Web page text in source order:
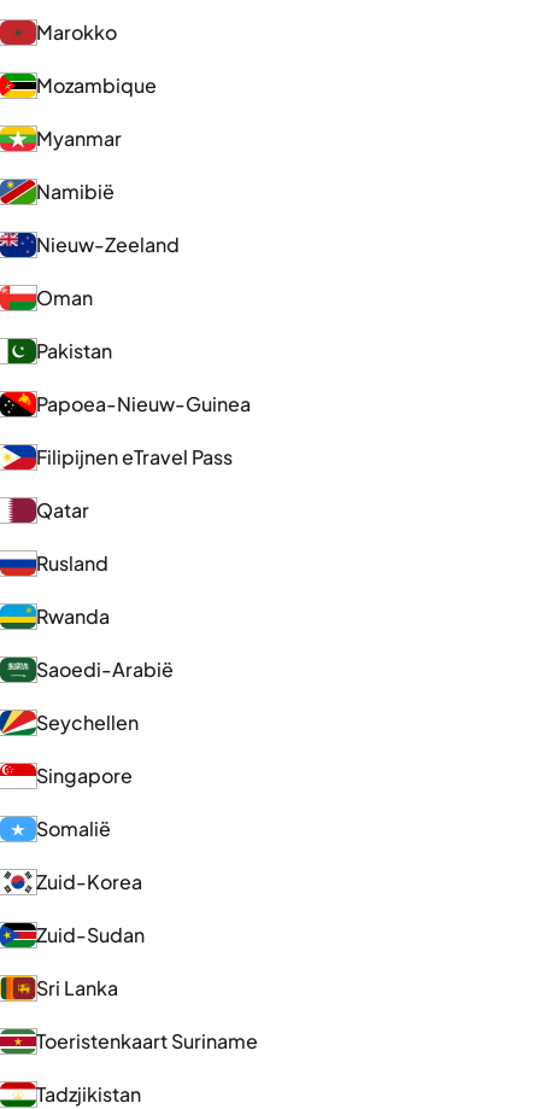
Marokko
Mozambique
Myanmar
Namibië
Nieuw-Zeeland
Oman
Pakistan
Papoea-Nieuw-Guinea
Filipijnen eTravel Pass
Qatar
Rusland
Rwanda
Saoedi-Arabië
Seychellen
Singapore
Somalië
Zuid-Korea
Zuid-Sudan
Sri Lanka
Toeristenkaart Suriname
Tadzjikistan